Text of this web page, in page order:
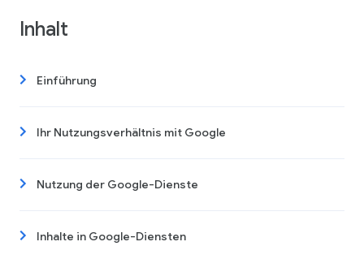
Inhalt
Einführung
Ihr Nutzungsverhältnis mit Google
Nutzung der Google-Dienste
Inhalte in Google-Diensten